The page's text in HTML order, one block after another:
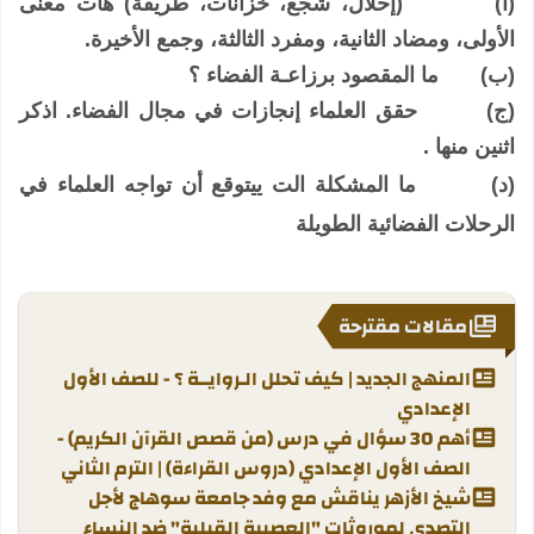
الأولى، ومضاد الثانية، ومفرد الثالثة، وجمع الأخيرة.
(‌ب)
ما المقصود برزاعـة الفضاء ؟
(‌ج)
حقق العلماء إنجازات في مجال الفضاء. اذكر
اثنين منها .
(‌د)
ما المشكلة الت ييتوقع أن تواجه العلماء في
الرحلات الفضائية الطويلة
مقالات مقترحة
المنهج الجديد | كيف تحلل الـروايــة ؟ - للصف الأول
الإعدادي
أهم 30 سؤال في درس (من قصص القرآن الكريم) -
الصف الأول الإعدادي (دروس القراءة) | الترم الثاني
شيخ الأزهر يناقش مع وفد جامعة سوهاج لأجل